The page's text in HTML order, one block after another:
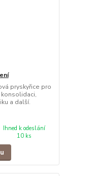
pryskyřice pro
a další.
Ihned k odeslání
10 ks